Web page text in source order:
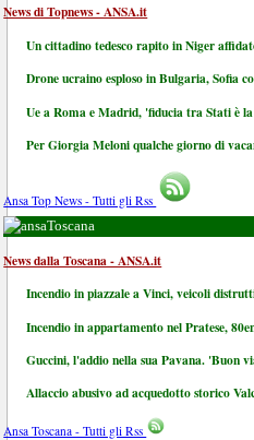
News di Topnews - ANSA.it
Un cittadino tedesco rapito in Niger
Drone ucraino esploso in Bulgaria, Sofia
Ue a Roma e Madrid, 'fiducia tra Stati è
Per Giorgia Meloni qualche giorno di
Ansa Top News - Tutti gli Rss
Toscana
News dalla Toscana - ANSA.it
Incendio in piazzale a Vinci, veicoli
Incendio in appartamento nel Pratese,
Guccini, l'addio nella sua Pavana. 'Buon
Allaccio abusivo ad acquedotto storico
Ansa Toscana - Tutti gli Rss